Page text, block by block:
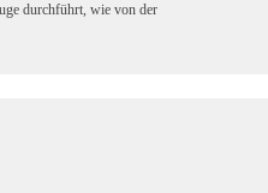
durchführt, wie von der